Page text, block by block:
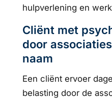
hulpverlening en
Cliënt met
door
naam
Een cliënt ervoer
belasting door de